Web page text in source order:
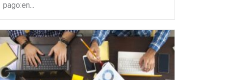
pago:en...